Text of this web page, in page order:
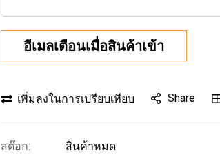
อีเมลเตือนเมื่อสินค้าเข้า
เพิ่มลงในการเปรียบเทียบ Share
สินค้าหมด